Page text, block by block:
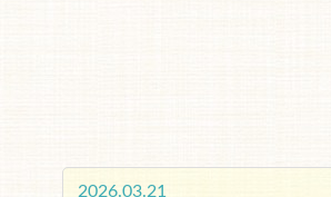
2026.03.21